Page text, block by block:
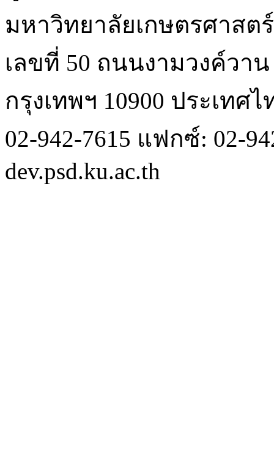
มหาวิทยาลัยเกษตรศาสต
เลขที่ 50 ถนนงามวงค์วา
กรุงเทพฯ 10900 ประเทศไ
02-942-7615 แฟกซ์: 02-
dev.psd.ku.ac.th